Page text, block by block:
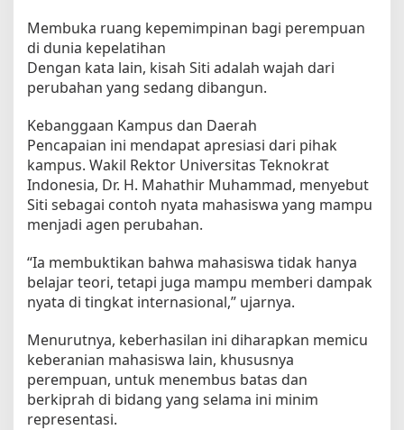
Membuka ruang kepemimpinan bagi perempuan
di dunia kepelatihan
Dengan kata lain, kisah Siti adalah wajah dari
perubahan yang sedang dibangun.
Kebanggaan Kampus dan Daerah
Pencapaian ini mendapat apresiasi dari pihak
kampus. Wakil Rektor Universitas Teknokrat
Indonesia, Dr. H. Mahathir Muhammad, menyebut
Siti sebagai contoh nyata mahasiswa yang mampu
menjadi agen perubahan.
“Ia membuktikan bahwa mahasiswa tidak hanya
belajar teori, tetapi juga mampu memberi dampak
nyata di tingkat internasional,” ujarnya.
Menurutnya, keberhasilan ini diharapkan memicu
keberanian mahasiswa lain, khususnya
perempuan, untuk menembus batas dan
berkiprah di bidang yang selama ini minim
representasi.